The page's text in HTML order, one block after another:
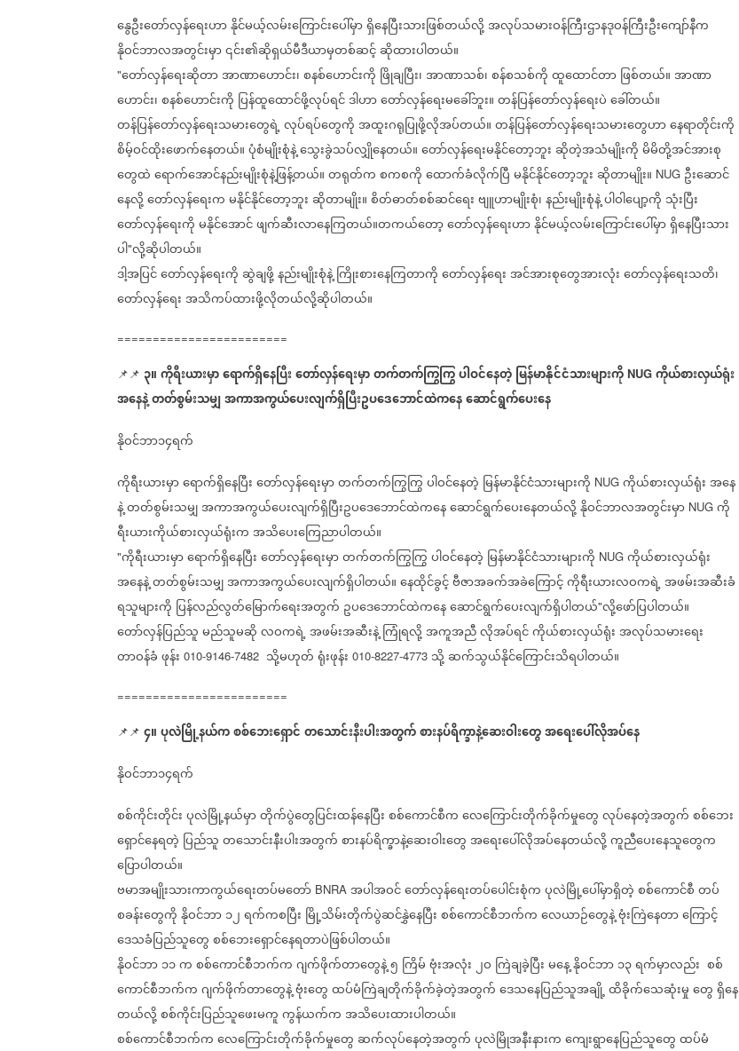
နွေဦးတော်လှန်ရေးဟာနိုင်မယ့်လမ်းကြောင်းပေါ်မှာရှိနေပြီးသားဖြစ်တယ်လို့အလုပ်သမားဝန်ကြီးဌာနဒုဝန်ကြီးဦးကျော်နီက
နိုဝင်ဘာလအတွင်းမှာ၎င်း၏ဆိုရှယ်မီဒီယာမှတစ်ဆင့်ဆိုထားပါတယ်။
"တော်လှန်ရေးဆိုတာအာဏာဟောင်း၊စနစ်ဟောင်းကို ဖြိုချပြီး၊အာဏာသစ်၊စန်စသစ်ကိုထူထောင်တာဖြစ်တယ်။အာဏာ
ဟောင်း၊စနစ်ဟောင်းကို ပြန်ထူထောင်ဖို့လုပ်ရင်ဒါဟာတော်လှန်ရေးမခေါ်ဘူး။တန်ပြန်တော်လှန်ရေးပဲခေါ်တယ်။
တန်ပြန်တော်လှန်ရေးသမားတွေရဲ့လုပ်ရပ်တွေကိုအထူးဂရုပြုဖို့လိုအပ်တယ်။တန်ပြန်တော်လှန်ရေးသမားတွေဟာနေရာတိုင်းကို
စိမ့်ဝင်ထိုးဖောက်နေတယ်။ပုံစံမျိုးစုံနဲ့သွေးခွဲသပ်လျှိုနေတယ်။တော်လှန်ရေးမနိုင်တော့ဘူးဆိုတဲ့အသံမျိုးကိုမိမိတို့အင်အားစု
တွေထဲရောက်အောင်နည်းမျိုးစုံနဲ့ဖြန့်တယ်။တရုတ်ကစကစကိုထောက်ခံလိုက်ပြီမနိုင်နိုင်တော့ဘူးဆိုတာမျိုး။ NUG ဦးဆောင်
နေလို့တော်လှန်ရေးကမနိုင်နိုင်တော့ဘူးဆိုတာမျိုး။စိတ်ဓာတ်စစ်ဆင်ရေးဗျူဟာမျိုးစုံ၊နည်းမျိုးစုံနဲ့ပါဝါပျော့ကို သုံးပြီး
တော်လှန်ရေးကိုမနိုင်အောင်ဖျက်ဆီးလာနေကြတယ်။တကယ်တော့တော်လှန်ရေးဟာနိုင်မယ့်လမ်းကြောင်းပေါ်မှာရှိနေပြီးသား
ပါ"လို့ဆိုပါတယ်။
ဒါ့အပြင်တော်လှန်ရေးကိုဆွဲချဖို့နည်းမျိုးစုံနဲ့ကြိုးစားနေကြတာကိုတော်လှန်ရေးအင်အားစုတွေအားလုံးတော်လှန်ရေးသတိ၊
တော်လှန်ရေးအသိကပ်ထားဖို့လိုတယ်လို့ဆိုပါတယ်။
========================
📌📌 ၃။ကိုရီးယားမှာရောက်ရှိနေပြီးတော်လှန်ရေးမှာတက်တက်ကြွကြွပါဝင်နေတဲ့မြန်မာနိုင်ငံသားများကို NUG ကိုယ်စားလှယ်ရုံး
အနေနဲ့တတ်စွမ်းသမျှအကာအကွယ်ပေးလျက်ရှိပြီးဥပဒေဘောင်ထဲကနေဆောင်ရွက်ပေးနေ
နိုဝင်ဘာ၁၄ရက်
ကိုရီးယားမှာရောက်ရှိနေပြီးတော်လှန်ရေးမှာတက်တက်ကြွကြွပါဝင်နေတဲ့ မြန်မာနိုင်ငံသားများကို NUG ကိုယ်စားလှယ်ရုံးအနေ
နဲ့တတ်စွမ်းသမျှအကာအကွယ်ပေးလျက်ရှိပြီးဥပဒေဘောင်ထဲကနေဆောင်ရွက်ပေးနေတယ်လို့နိုဝင်ဘာလအတွင်းမှာ NUG ကို
ရီးယားကိုယ်စားလှယ်ရုံးကအသိပေးကြေညာပါတယ်။
"ကိုရီးယားမှာရောက်ရှိနေပြီးတော်လှန်ရေးမှာတက်တက်ကြွကြွပါဝင်နေတဲ့ မြန်မာနိုင်ငံသားများကို NUG ကိုယ်စားလှယ်ရုံး
အနေနဲ့တတ်စွမ်းသမျှအကာအကွယ်ပေးလျက်ရှိပါတယ်။နေထိုင်ခွင့်ဗီဇာအခက်အခဲကြောင့်ကိုရီးယားလဝကရဲ့အဖမ်းအဆီးခံ
ရသူများကို ပြန်လည်လွတ်မြောက်ရေးအတွက် ဥပဒေဘောင်ထဲကနေဆောင်ရွက်ပေးလျက်ရှိပါတယ်"လို့ဖော်ပြပါတယ်။
တော်လှန်ပြည်သူမည်သူမဆိုလဝကရဲ့အဖမ်းအဆီးနဲ့ကြုံရလို့အကူအညီလိုအပ်ရင်ကိုယ်စားလှယ်ရုံးအလုပ်သမားရေး
တာဝန်ခံဖုန်း 010-9146-7482 သို့မဟုတ်ရုံးဖုန်း 010-8227-4773 သို့ဆက်သွယ်နိုင်ကြောင်းသိရပါတယ်။
========================
📌📌 ၄။ပုလဲမြို့နယ်ကစစ်ဘေးရှောင်တသောင်းနီးပါးအတွက်စားနပ်ရိက္ခာနဲ့ဆေးဝါးတွေအရေးပေါ်လိုအပ်နေ
နိုဝင်ဘာ၁၄ရက်
စစ်ကိုင်းတိုင်းပုလဲမြို့နယ်မှာတိုက်ပွဲတွေပြင်းထန်နေပြီးစစ်ကောင်စီကလေကြောင်းတိုက်ခိုက်မှုတွေလုပ်နေတဲ့အတွက်စစ်ဘေး
ရှောင်နေရတဲ့ ပြည်သူတသောင်းနီးပါးအတွက်စားနပ်ရိက္ခာနဲ့ဆေးဝါးတွေအရေးပေါ်လိုအပ်နေတယ်လို့ကူညီပေးနေသူတွေက
ပြောပါတယ်။
ဗမာအမျိုးသားကာကွယ်ရေးတပ်မတော် BNRA အပါအဝင်တော်လှန်ရေးတပ်ပေါင်းစုံကပုလဲမြို့ပေါ်မှာရှိတဲ့စစ်ကောင်စီတပ်
စခန်းတွေကိုနိုဝင်ဘာ၁၂ရက်ကစပြီး မြို့သိမ်းတိုက်ပွဲဆင်နွှဲနေပြီးစစ်ကောင်စီဘက်ကလေယာဉ်တွေနဲ့ဗုံးကြဲနေတာကြောင့်
ဒေသခံပြည်သူတွေစစ်ဘေးရှောင်နေရတာပဲဖြစ်ပါတယ်။
နိုဝင်ဘာ၁၁ကစစ်ကောင်စီဘက်ကဂျက်ဖိုက်တာတွေနဲ့၅ ကြိမ်ဗုံးအလုံး၂ဝ ကြဲချခဲ့ပြီးမနေ့နိုဝင်ဘာ၁၃ရက်မှာလည်း စစ်
ကောင်စီဘက်ကဂျက်ဖိုက်တာတွေနဲ့ဗုံးတွေထပ်မံကြဲချတိုက်ခိုက်ခဲ့တဲ့အတွက်ဒေသနေပြည်သူအချို့ထိခိုက်သေဆုံးမှုတွေရှိနေ
တယ်လို့စစ်ကိုင်းပြည်သူဖေးမကူကွန်ယက်ကအသိပေးထားပါတယ်။
စစ်ကောင်စီဘက်ကလေကြောင်းတိုက်ခိုက်မှုတွေဆက်လုပ်နေတဲ့အတွက်ပုလဲမြိုအနီးနားကကျေးရွာနေပြည်သူတွေထပ်မံ